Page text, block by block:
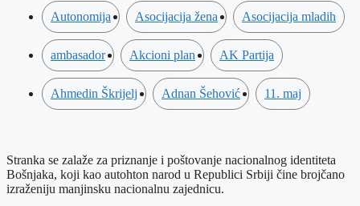
Autonomija Asocijacija žena Asocijacija mladih
ambasador Akcioni plan AK Partija
Ahmedin Škrijelj Adnan Šehović 11. maj
Stranka se zalaže za priznanje i poštovanje nacionalnog identiteta
Bošnjaka, koji kao autohton narod u Republici Srbiji čine brojčano
izraženiju manjinsku nacionalnu zajednicu.